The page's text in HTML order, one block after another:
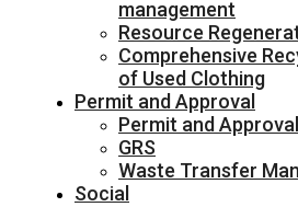
management
Resource
Comprehensive
of Used Clothing
Permit and Approval
Permit and Approval
GRS
Waste Transfer
Social